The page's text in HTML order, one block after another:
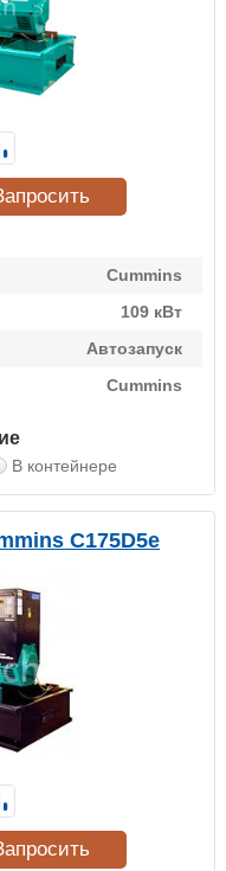
Cummins
109 кВт
Автозапуск
Cummins
В контейнере
C175D5e